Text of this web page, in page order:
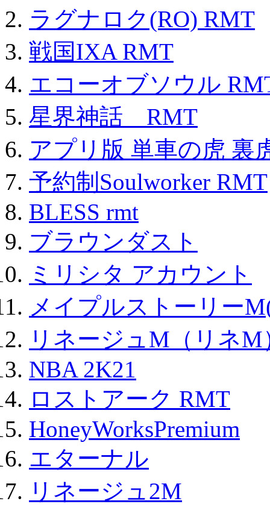
ラグナロク(RO) RMT
戦国IXA RMT
エコーオブソウル
星界神話 RMT
アプリ版 単車の虎 裏
予約制Soulworker RMT
BLESS rmt
ブラウンダスト
ミリシタ アカウント
メイプルストーリー
リネージュM（リネM
NBA 2K21
ロストアーク RMT
HoneyWorksPremium
エターナル
リネージュ2M